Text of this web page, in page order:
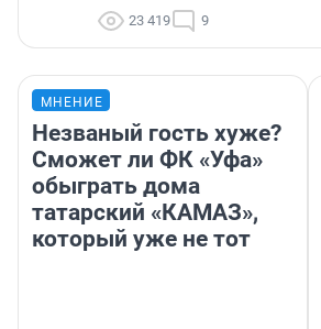
23 419 9
МНЕНИЕ
Незваный гость хуже?
Сможет ли ФК «Уфа»
обыграть дома
татарский «КАМАЗ»,
который уже не тот